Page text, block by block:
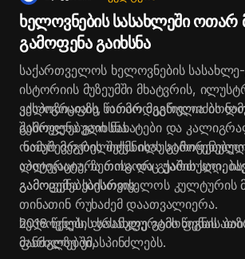
ხელოვნების სასახლეში ოთარ
გამოფენა გაიხსნა
საქართველოს ხელოვნების
ისტორიის მუზეუმში მხატვრის,
კალიგრაფის, ოთარ მეგრელიძის
გამოფენა გაიხსნა.
ექსპოზიციაზე წარმოდგენილია
შესრულებული ნახატები და
ნამუშევრების შექმნისას
აპლიკაცია, ზეთისა და გუაშის
ოთარ მეგრელიძეს ილუსტრირებული
ლიტერატურა როგორც ქართული,
გამოცემებებისთვის.
2018 წელს, ფრანკფურტის წიგნის
ფარგლებში,
გამოფენა საქართველოს კულტურის
თინათინ რუხაძემ დაათვალიერა.
ხელოვნების სასახლე გამოფენას
მანძილზე უმასპინძლებს.